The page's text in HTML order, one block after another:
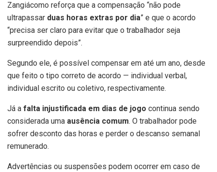
Zangiácomo reforça que a compensação “não pode
ultrapassar duas horas extras por dia” e que o acordo
“precisa ser claro para evitar que o trabalhador seja
surpreendido depois”.
Segundo ele, é possível compensar em até um ano, desde
que feito o tipo correto de acordo — individual verbal,
individual escrito ou coletivo, respectivamente.
Já a falta injustificada em dias de jogo continua sendo
considerada uma ausência comum. O trabalhador pode
sofrer desconto das horas e perder o descanso semanal
remunerado.
Advertências ou suspensões podem ocorrer em caso de